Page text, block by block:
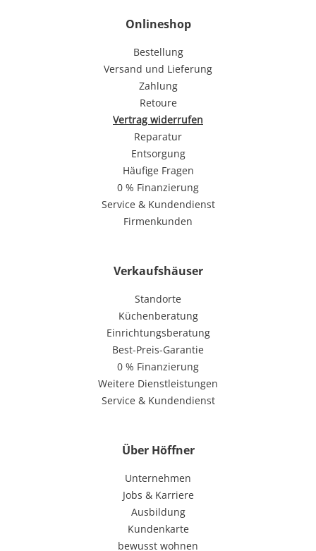
Onlineshop
Bestellung
Versand und Lieferung
Zahlung
Retoure
Vertrag widerrufen
Reparatur
Entsorgung
Häufige Fragen
0 % Finanzierung
Service & Kundendienst
Firmenkunden
Verkaufshäuser
Standorte
Küchenberatung
Einrichtungsberatung
Best-Preis-Garantie
0 % Finanzierung
Weitere Dienstleistungen
Service & Kundendienst
Über Höffner
Unternehmen
Jobs & Karriere
Ausbildung
Kundenkarte
bewusst wohnen